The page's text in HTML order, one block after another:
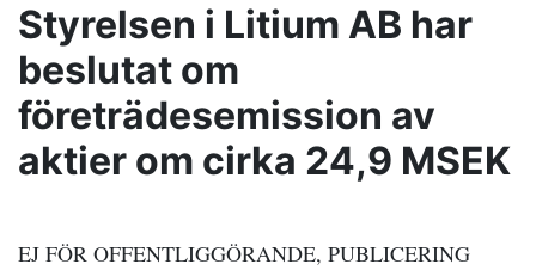
Styrelsen i Litium AB har
beslutat om
företrädesemission av
aktier om cirka 24,9 MSEK
EJ FÖR OFFENTLIGGÖRANDE, PUBLICERING